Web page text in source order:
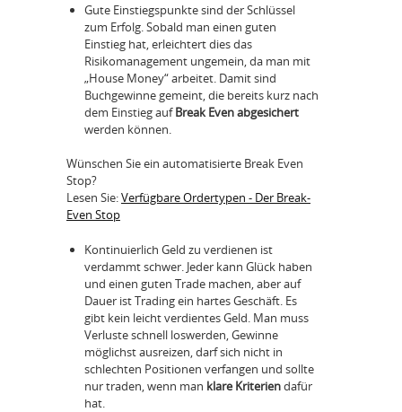
Gute Einstiegspunkte sind der Schlüssel
zum Erfolg. Sobald man einen guten
Einstieg hat, erleichtert dies das
Risikomanagement ungemein, da man mit
„House Money“ arbeitet. Damit sind
Buchgewinne gemeint, die bereits kurz nach
dem Einstieg aufBreak Even abgesichert
werden können.
Wünschen Sie ein automatisierte Break Even
Stop?
Lesen Sie:Verfügbare Ordertypen - Der Break-
Even Stop
Kontinuierlich Geld zu verdienen ist
verdammt schwer. Jeder kann Glück haben
und einen guten Trade machen, aber auf
Dauer ist Trading ein hartes Geschäft. Es
gibt kein leicht verdientes Geld. Man muss
Verluste schnell loswerden, Gewinne
möglichst ausreizen, darf sich nicht in
schlechten Positionen verfangen und sollte
nur traden, wenn man klare Kriteriendafür
hat.